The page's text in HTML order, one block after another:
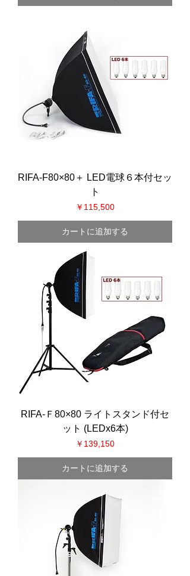
RIFA-F80×80＋ LED電球６本付セッ
ト
価格
￥115,500
カートに追加する
RIFA-Ｆ80×80 ライトスタンド付セ
ット (LEDx6本)
価格
￥139,150
カートに追加する